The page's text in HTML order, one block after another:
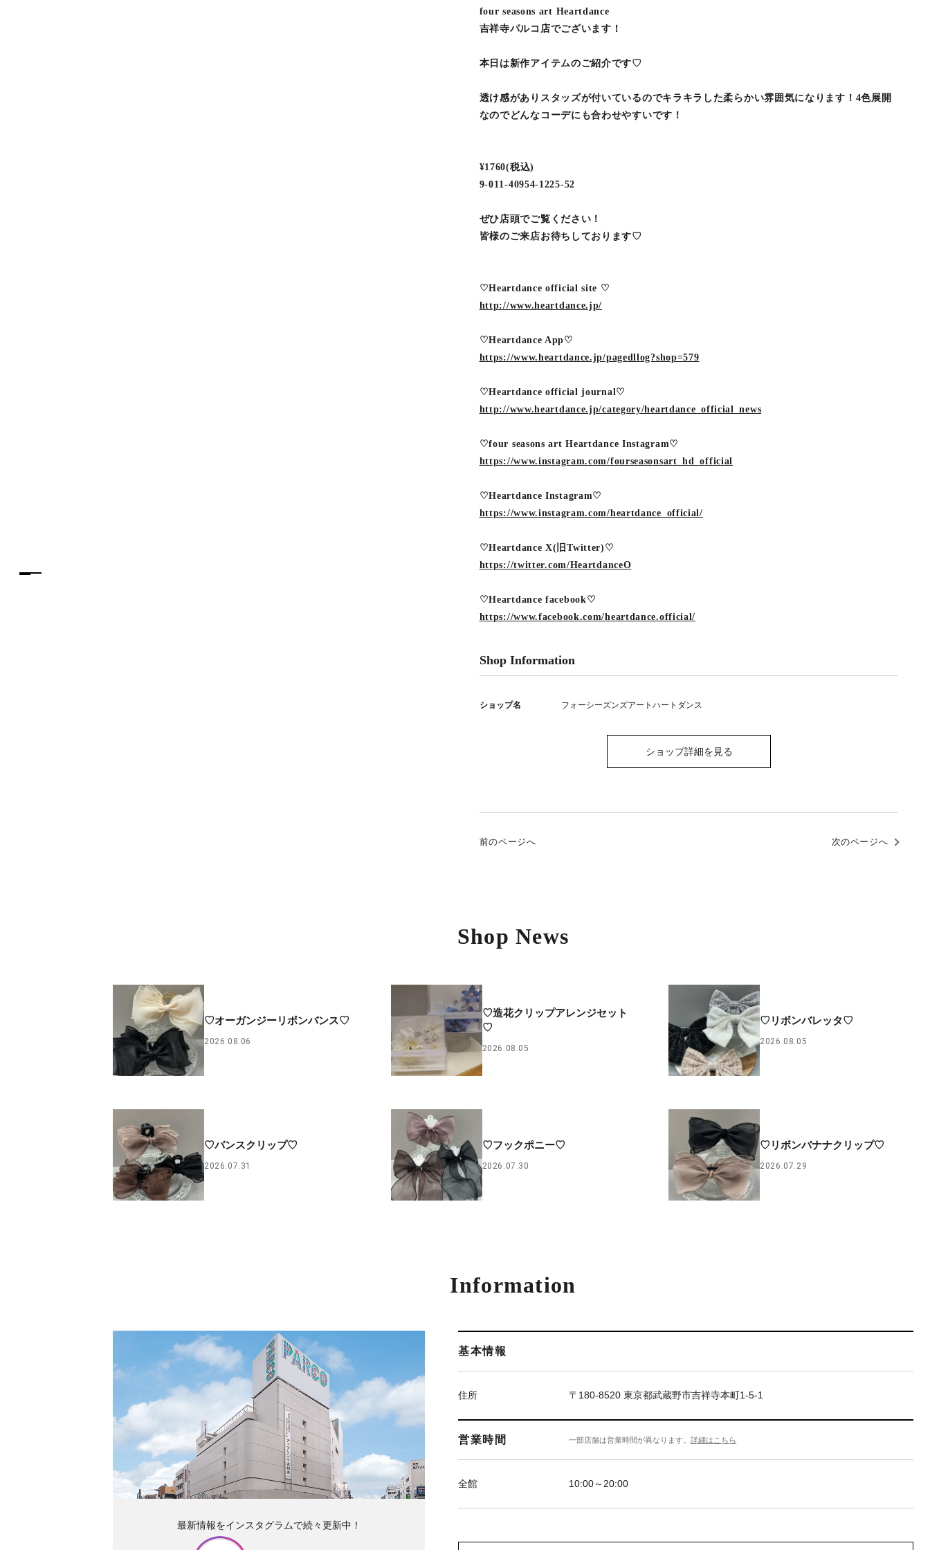
four seasons art Heartdance
吉祥寺パルコ店でございます！
本日は新作アイテムのご紹介です♡
透け感がありスタッズが付いているのでキラキラした柔らかい雰囲気になります！4色展開
なのでどんなコーデにも合わせやすいです！
¥1760(税込)
9-011-40954-1225-52
ぜひ店頭でご覧ください！
皆様のご来店お待ちしております♡
♡Heartdance official site ♡
http://www.heartdance.jp/
♡Heartdance App♡
https://www.heartdance.jp/pagedllog?shop=579
♡Heartdance official journal♡
http://www.heartdance.jp/category/heartdance_official_news
♡four seasons art Heartdance Instagram♡
https://www.instagram.com/fourseasonsart_hd_official
♡Heartdance Instagram♡
https://www.instagram.com/heartdance_official/
♡Heartdance X(旧Twitter)♡
https://twitter.com/HeartdanceO
♡Heartdance facebook♡
https://www.facebook.com/heartdance.official/
Shop Information
ショップ名 フォーシーズンズアートハートダンス
ショップ詳細を見る
前のページへ 次のページへ
Shop News
♡オーガンジーリボンバンス♡
2026.08.06
♡造花クリップアレンジセット
♡
2026.08.05
♡リボンバレッタ♡
2026.08.05
♡バンスクリップ♡
2026.07.31
♡フックポニー♡
2026.07.30
♡リボンバナナクリップ♡
2026.07.29
Information
基本情報
住所 〒180-8520 東京都武蔵野市吉祥寺本町1-5-1
営業時間 一部店舗は営業時間が異なります。詳細はこちら
全館 10:00～20:00
最新情報をインスタグラムで続々更新中！